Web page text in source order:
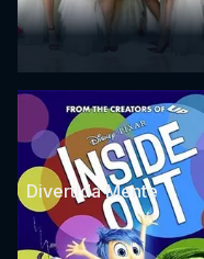
Divertida Mente